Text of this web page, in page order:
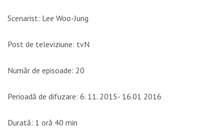
Scenarist: Lee Woo-Jung
Post de televiziune: tvN
Număr de episoade: 20
Perioadă de difuzare: 6. 11. 2015- 16.01 2016
Durată: 1 oră 40 min